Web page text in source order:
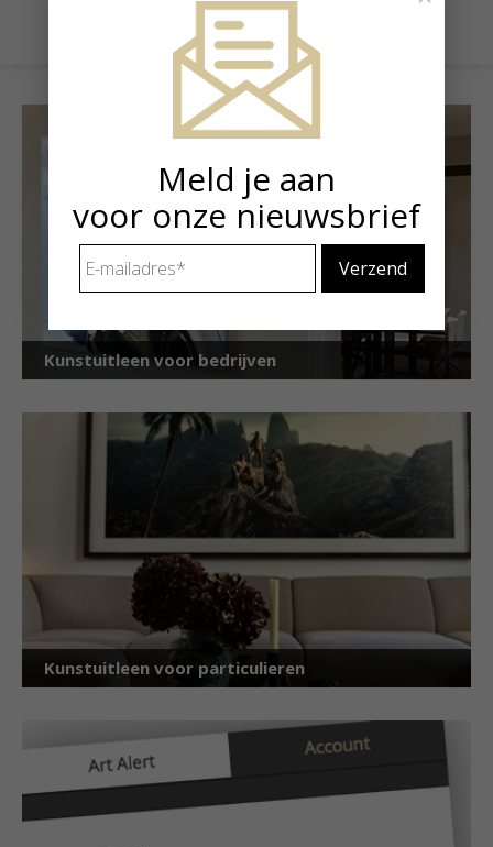
Kunstuitleen voor bedrijven
Kunstuitleen voor particulieren
Meld je aan
voor onze nieuwsbrief
mailadres *